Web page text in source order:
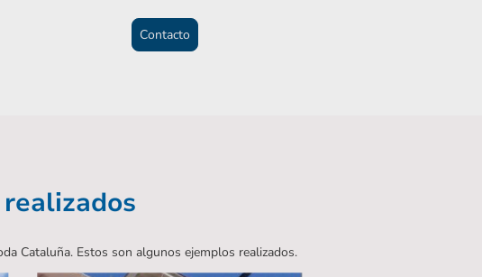
Contacto
Cataluña. Estos son algunos ejemplos realizados.